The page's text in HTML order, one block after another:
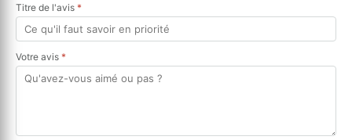
Titre de l'avis *
Votre avis *